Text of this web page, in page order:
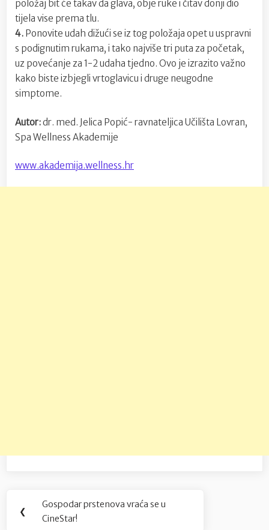
položaj bit će takav da glava, obje ruke i čitav donji dio
tijela vise prema tlu.
4. Ponovite udah dižući se iz tog položaja opet u uspravni
s podignutim rukama, i tako najviše tri puta za početak,
uz povećanje za 1-2 udaha tjedno. Ovo je izrazito važno
kako biste izbjegli vrtoglavicu i druge neugodne
simptome.
Autor:dr. med. Jelica Popić- ravnateljica Učilišta Lovran,
Spa Wellness Akademije
www.akademija.wellness.hr
Navigacija
objava
❮
Previous
Post:
Gospodar prstenova vraća se u
CineStar!